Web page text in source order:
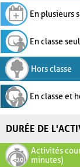
En plusieurs
En classe
Hors classe
En classe et
DURÉE DE
Activités
minutes)